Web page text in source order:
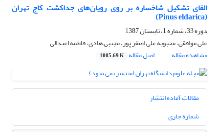
القای تشکیل شاخساره بر روی رویان‌های جداکشت کاج تهران
(Pinus eldarica)
دوره 33، شماره 1، تابستان 1387
علی موافقی، محبوبه علی اصغر پور، مجتبی هادی، فاطمه اعتدالی
مشاهده مقاله
اصل مقاله 1005.69 K
مقالات آماده انتشار
شماره جاری